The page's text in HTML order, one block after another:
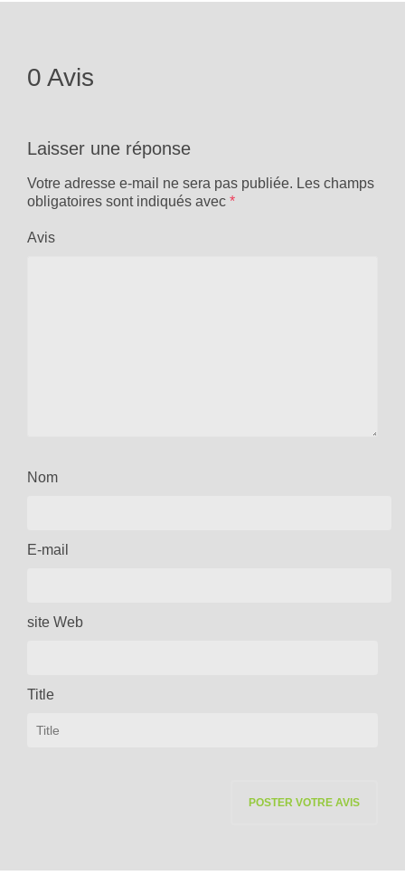
0 Avis
Laisser une réponse
Votre adresse e-mail ne sera pas publiée. Les champs
obligatoires sont indiqués avec *
Avis
Nom
E-mail
site Web
Title